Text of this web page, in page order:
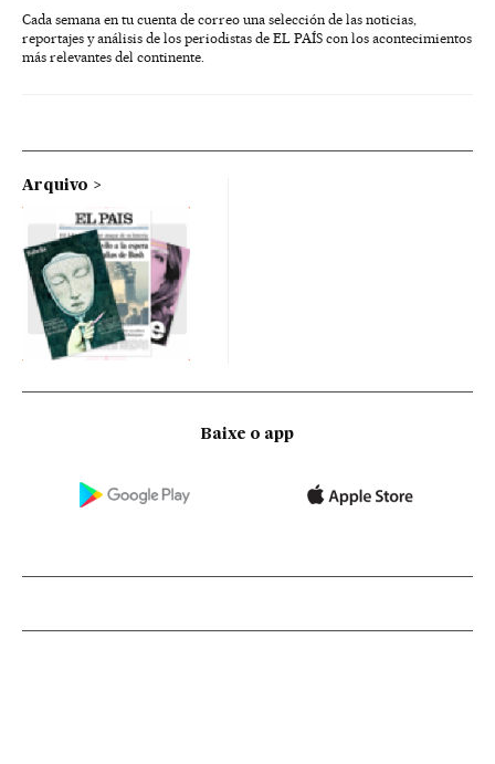
Cada semana en tu cuenta de correo una selección de las noticias,
reportajes y análisis de los periodistas de EL PAÍS con los acontecimientos
más relevantes del continente.
Arquivo
Baixe o app